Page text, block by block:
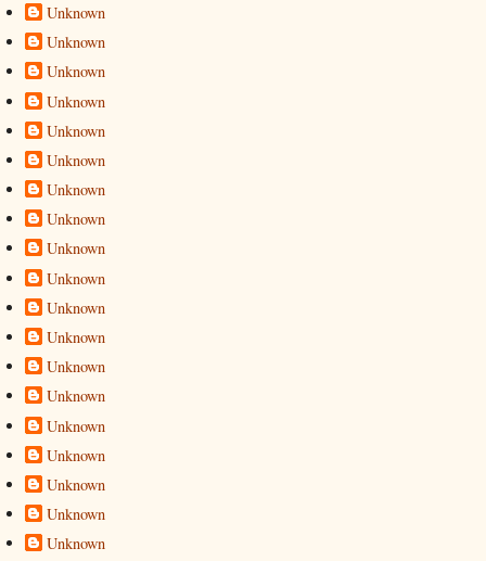
Unknown
Unknown
Unknown
Unknown
Unknown
Unknown
Unknown
Unknown
Unknown
Unknown
Unknown
Unknown
Unknown
Unknown
Unknown
Unknown
Unknown
Unknown
Unknown